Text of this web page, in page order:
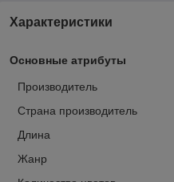
Характеристики
Основные атрибуты
Производитель
Страна производитель
Длина
Жанр